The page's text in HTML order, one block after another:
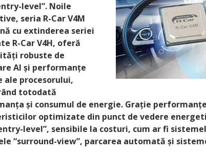
level”. Noile
seria R-Car V4M
cu extinderea seriei
R-Car V4H, oferă
robuste de
AI și performanțe
ale procesorului,
totodată
și consumul de energie. Grație
optimizate din punct de vedere
level”, sensibile la costuri, cum ar fi
“surround-view”, parcarea automată și